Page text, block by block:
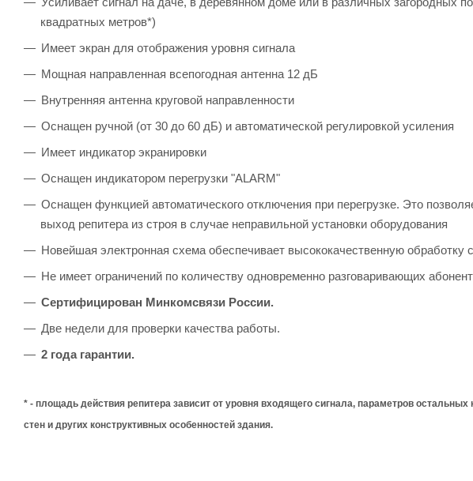
квадратных метров*)
Имеет экран для отображения уровня сигнала
Мощная направленная всепогодная антенна 12 дБ
Внутренняя антенна круговой направленности
Оснащен ручной (от 30 до 60 дБ) и автоматической регулировкой усиления
Имеет индикатор экранировки
Оснащен индикатором перегрузки "ALARM"
Оснащен функцией автоматического отключения при перегрузке. Это
выход репитера из строя в случае неправильной установки оборудования
Новейшая электронная схема обеспечивает высококачественную обработку
Не имеет ограничений по количеству одновременно разговаривающих
Сертифицирован Минкомсвязи России.
Две недели для проверки качества работы.
2 года гарантии.
* - площадь действия репитера зависит от уровня входящего сигнала, параметров
стен и других конструктивных особенностей здания.